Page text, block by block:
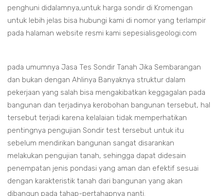
penghuni didalamnya,untuk harga sondir di Kromengan
untuk lebih jelas bisa hubungi kami di nomor yang terlampir
pada halaman website resmi kami sepesialisgeologi.com
pada umumnya Jasa Tes Sondir Tanah Jika Sembarangan
dan bukan dengan Ahlinya Banyaknya struktur dalam
pekerjaan yang salah bisa mengakibatkan keggagalan pada
bangunan dan terjadinya kerobohan bangunan tersebut, hal
tersebut terjadi karena kelalaian tidak memperhatikan
pentingnya pengujian Sondir test tersebut untuk itu
sebelum mendirikan bangunan sangat disarankan
melakukan pengujian tanah, sehingga dapat didesain
penempatan jenis pondasi yang aman dan efektif sesuai
dengan karakteristik tanah dari bangunan yang akan
dibangun pada tahap-pertahapnya nanti.